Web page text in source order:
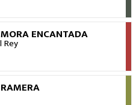
ENCANTADA
Rey